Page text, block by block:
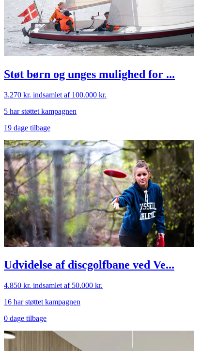
Støt børn og unges mulighed for ...
3.270 kr. indsamlet af 100.000 kr.
5 har støttet kampagnen
19 dage tilbage
Udvidelse af discgolfbane ved Ve...
4.850 kr. indsamlet af 50.000 kr.
16 har støttet kampagnen
0 dage tilbage